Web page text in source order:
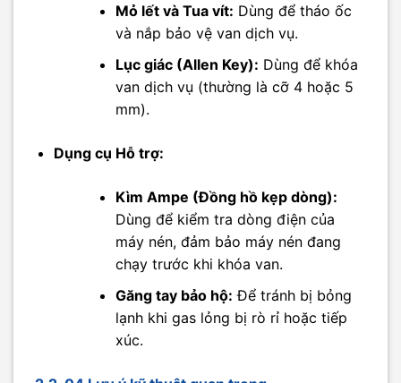
Mỏ lết và Tua vít: Dùng để tháo ốc
và nắp bảo vệ van dịch vụ.
Lục giác (Allen Key): Dùng để khóa
van dịch vụ (thường là cỡ 4 hoặc 5
mm).
Dụng cụ Hỗ trợ:
Kìm Ampe (Đồng hồ kẹp dòng):
Dùng để kiểm tra dòng điện của
máy nén, đảm bảo máy nén đang
chạy trước khi khóa van.
Găng tay bảo hộ: Để tránh bị bỏng
lạnh khi gas lỏng bị rò rỉ hoặc tiếp
xúc.